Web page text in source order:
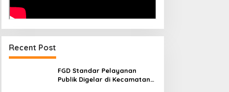
Recent Post
FGD Standar Pelayanan
Publik Digelar di Kecamatan